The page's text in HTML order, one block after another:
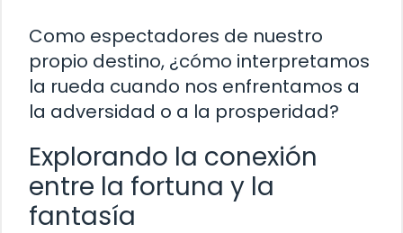
Como espectadores de nuestro
propio destino, ¿cómo interpretamos
la rueda cuando nos enfrentamos a
la adversidad o a la prosperidad?
Explorando la conexión
entre la fortuna y la
fantasía